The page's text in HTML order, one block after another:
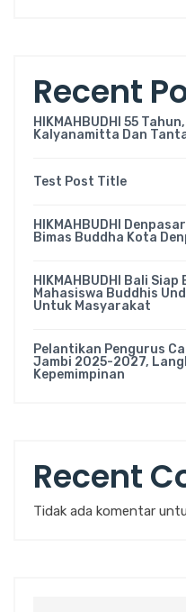
Recent
HIKMAHBUDHI 55
Kalyanamitta Dan
Test Post Title
HIKMAHBUDHI
Bimas Buddha Kota
HIKMAHBUDHI Bali
Mahasiswa Buddhis
Untuk Masyarakat
Pelantikan Pengurus
Jambi 2025-2027,
Kepemimpinan
Recent
Tidak ada komentar